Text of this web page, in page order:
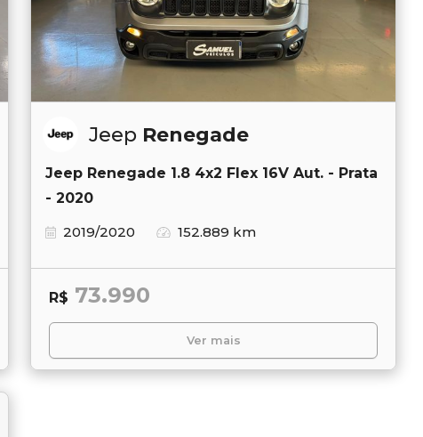
Jeep Renegade
Jeep Renegade 1.8 4x2 Flex 16V Aut. - Prata
- 2020
2019/2020
152.889 km
R$ 73.990
Ver mais